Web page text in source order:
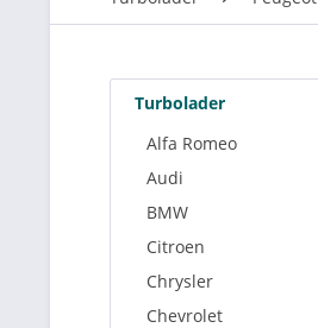
Turbolader
Alfa Romeo
Audi
BMW
Citroen
Chrysler
Chevrolet